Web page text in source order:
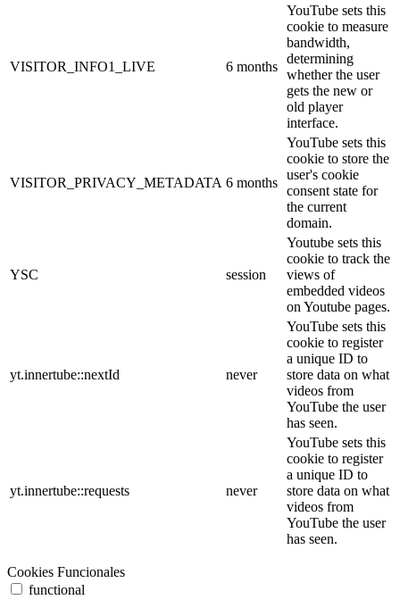
VISITOR_INFO1_LIVE 6 months
YouTube sets this
cookie to measure
bandwidth,
determining
whether the user
gets the new or
old player
interface.
VISITOR_PRIVACY_METADATA 6 months
YouTube sets this
cookie to store the
user's cookie
consent state for
the current
domain.
YSC session
Youtube sets this
cookie to track the
views of
embedded videos
on Youtube pages.
yt.innertube::nextId never
YouTube sets this
cookie to register
a unique ID to
store data on what
videos from
YouTube the user
has seen.
yt.innertube::requests never
YouTube sets this
cookie to register
a unique ID to
store data on what
videos from
YouTube the user
has seen.
Cookies Funcionales
functional